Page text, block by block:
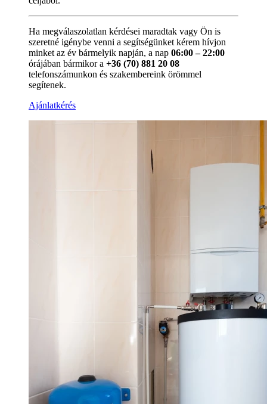
Ha megválaszolatlan kérdései maradtak vagy Ön is
szeretné igénybe venni a segítségünket kérem hívjon
minket az év bármelyik napján, a nap 06:00 – 22:00
órájában bármikor a +36 (70) 881 20 08
telefonszámunkon és szakembereink örömmel
segítenek.
Ajánlatkérés